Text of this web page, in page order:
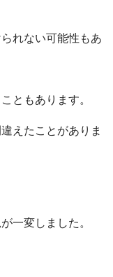
れない可能性もあ
ともあります。
えたことがありま
一変しました。